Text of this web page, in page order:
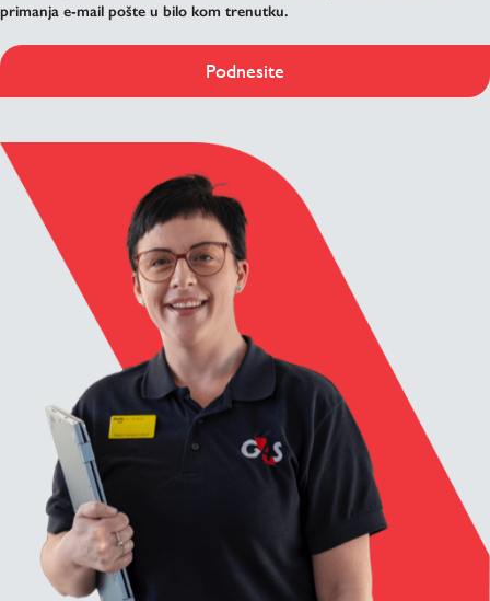
primanja e-mail pošte u bilo kom trenutku.
Podnesite